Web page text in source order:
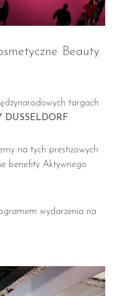
Beauty
targach
DUSSELDORF.
na tych prestiżowych
benefity Aktywnego
wydarzenia na